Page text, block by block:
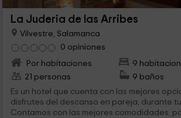
La Juderia de las Arribes
Vilvestre, Salamanca
0 opiniones
Por habitaciones
9
21 personas
9 baños
Es un hotel que cuenta con las mejores
disfrutes del descanso en pareja, durante
Contamos con las mejores comodidades,